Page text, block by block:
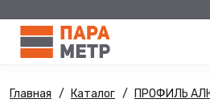
Главная Каталог ПРОФИЛЬ